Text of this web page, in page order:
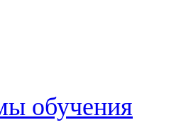
обучения